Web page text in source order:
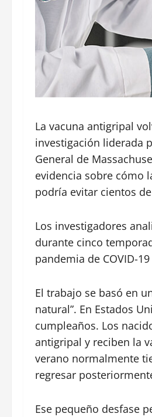
La vacuna antigripal
investigación liderada
General de
evidencia sobre cómo
podría evitar cientos
Los investigadores
durante cinco
pandemia de COVID-
El trabajo se basó en
natural”. En Estados
cumpleaños. Los
antigripal y reciben la
verano normalmente
regresar
Ese pequeño desfase